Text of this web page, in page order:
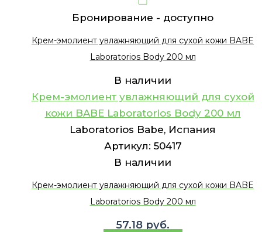
Бронирование - доступно
Крем-эмолиент увлажняющий для сухой кожи BABE
Laboratorios Body 200 мл
В наличии
Крем-эмолиент увлажняющий для сухой
кожи BABE Laboratorios Body 200 мл
Laboratorios Babe, Испания
Артикул: 50417
В наличии
Крем-эмолиент увлажняющий для сухой кожи BABE
Laboratorios Body 200 мл
57.18 руб.